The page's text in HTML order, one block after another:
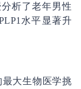
析了老年男性
水平显著升
最大生物医学挑